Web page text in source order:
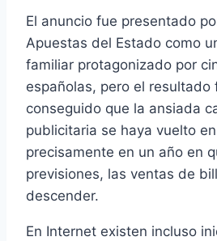
El anuncio fue presentado
Apuestas del Estado como
familiar protagonizado por
españolas, pero el resultado
conseguido que la ansiada
publicitaria se haya vuelto
precisamente en un año en
previsiones, las ventas de
descender.
En Internet existen incluso